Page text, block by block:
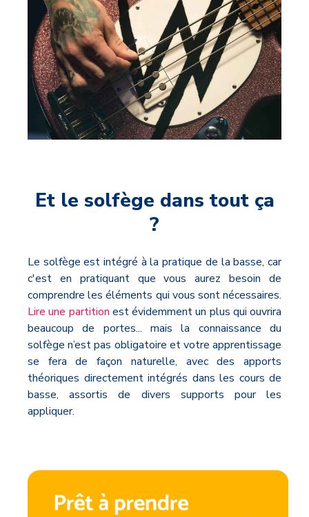
Et le solfège dans tout ça
?
Le solfège est intégré à la pratique de la basse, car
c'est en pratiquant que vous aurez besoin de
comprendre les éléments qui vous sont nécessaires.
Lire une partition est évidemment un plus qui ouvrira
beaucoup de portes... mais la connaissance du
solfège n’est pas obligatoire et votre apprentissage
se fera de façon naturelle, avec des apports
théoriques directement intégrés dans les cours de
basse, assortis de divers supports pour les
appliquer.